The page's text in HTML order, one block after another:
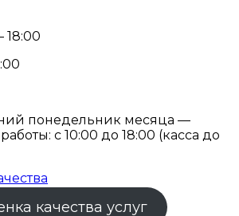
18:00
понедельник месяца —
с 10:00 до 18:00 (касса до
качества услуг